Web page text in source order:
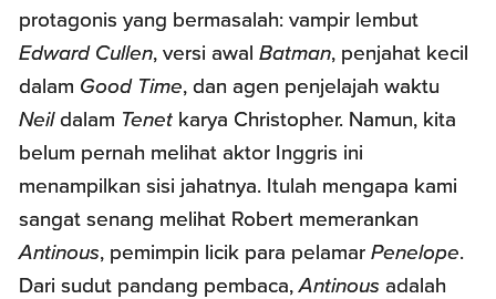
protagonis yang bermasalah: vampir lembut
Edward Cullen, versi awalBatman, penjahat kecil
dalam Good Time, dan agen penjelajah waktu
Neildalam Tenet karya Christopher. Namun, kita
belum pernah melihat aktor Inggris ini
menampilkan sisi jahatnya. Itulah mengapa kami
sangat senang melihat Robert memerankan
Antinous, pemimpin licik para pelamarPenelope.
Dari sudut pandang pembaca,Antinous adalah